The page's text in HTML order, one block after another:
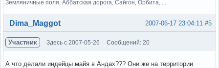
Земляничные поля, Аббатская дорога, Сайгон, Орбита, ...
Вне форума #5
2007-06-17 23:04:11
Dima_Maggot
Участник Здесь с 2007-05-26 Сообщений: 20
А что делали индейцы майя в Андах??? Они же на территории